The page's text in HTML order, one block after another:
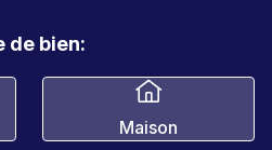
de bien:
Maison